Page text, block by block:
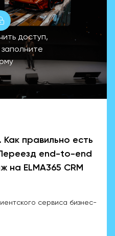
доступ,
правильно есть
end-to-end
на ELMA365 CRM
сервиса бизнес-